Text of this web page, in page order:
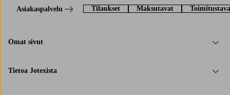
Asiakaspalvelu Tilaukset Maksutavat
Omat sivut
Tietoa Jotexista